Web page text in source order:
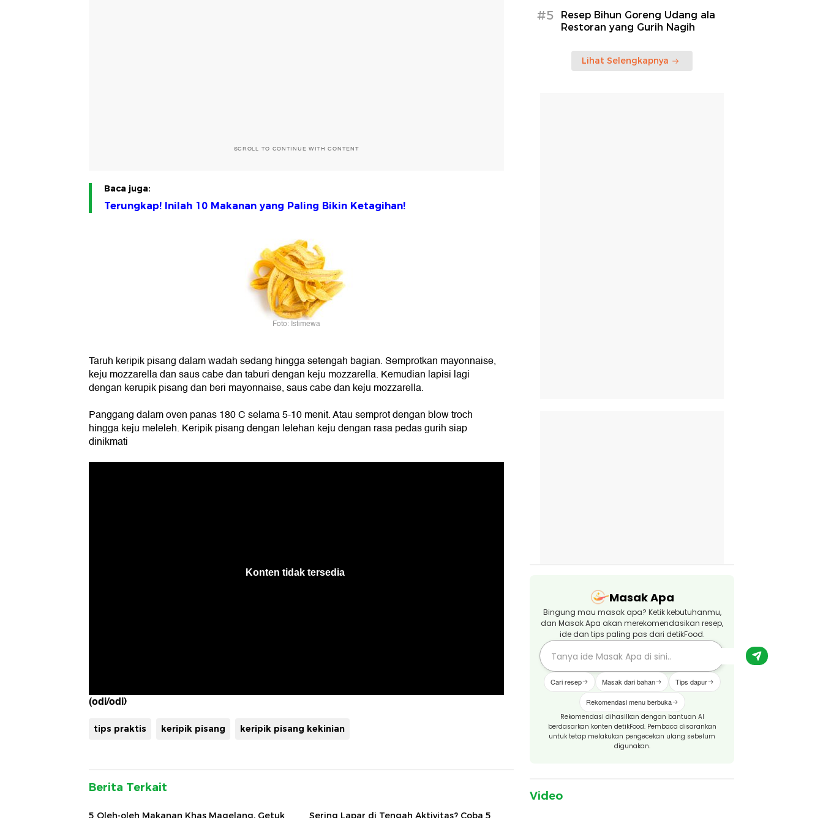
SCROLL TO CONTINUE WITH CONTENT
Baca juga:
Terungkap! Inilah 10 Makanan yang Paling Bikin Ketagihan!
Foto: Istimewa
Taruh keripik pisang dalam wadah sedang hingga setengah bagian. Semprotkan mayonnaise,
keju mozzarella dan saus cabe dan taburi dengan keju mozzarella. Kemudian lapisi lagi
dengan kerupik pisang dan beri mayonnaise, saus cabe dan keju mozzarella.
Panggang dalam oven panas 180 C selama 5-10 menit. Atau semprot dengan blow troch
hingga keju meleleh. Keripik pisang dengan lelehan keju dengan rasa pedas gurih siap
dinikmati
(odi/odi)
tips praktis keripik pisang keripik pisang kekinian
Berita Terkait
5 Oleh-oleh Makanan Khas Magelang, Getuk Sering Lapar di Tengah Aktivitas? Coba 5
#5
Resep Bihun Goreng Udang ala
Restoran yang Gurih Nagih
Lihat Selengkapnya
Masak Apa
Bingung mau masak apa? Ketik kebutuhanmu,
dan Masak Apa akan merekomendasikan resep,
ide dan tips paling pas dari detikFood.
Cari resep Masak dari bahan Tips dapur
Rekomendasi menu berbuka
Rekomendasi dihasilkan dengan bantuan AI
berdasarkan konten detikFood. Pembaca disarankan
untuk tetap melakukan pengecekan ulang sebelum
digunakan.
Video